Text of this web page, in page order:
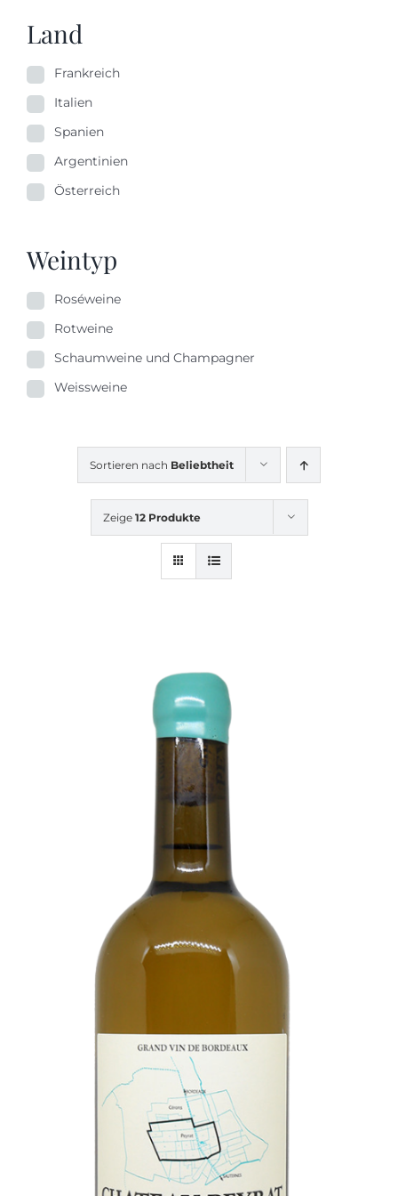
Sortieren nach Beliebtheit
Zeige 12 Produkte
Land
Frankreich
Italien
Spanien
Argentinien
Österreich
Weintyp
Roséweine
Rotweine
Schaumweine und Champagner
Weissweine